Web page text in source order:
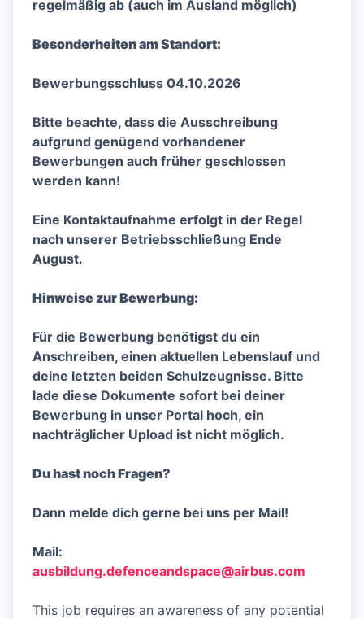
regelmäßig ab (auch im Ausland möglich)
Besonderheiten am Standort:
Bewerbungsschluss 04.10.2026
Bitte beachte, dass die Ausschreibung
aufgrund genügend vorhandener
Bewerbungen auch früher geschlossen
werden kann!
Eine Kontaktaufnahme erfolgt in der Regel
nach unserer Betriebsschließung Ende
August.
Hinweise zur Bewerbung:
Für die Bewerbung benötigst du ein
Anschreiben, einen aktuellen Lebenslauf und
deine letzten beiden Schulzeugnisse. Bitte
lade diese Dokumente sofort bei deiner
Bewerbung in unser Portal hoch, ein
nachträglicher Upload ist nicht möglich.
Du hast noch Fragen?
Dann melde dich gerne bei uns per Mail!
Mail:
ausbildung.defenceandspace@airbus.com
This job requires an awareness of any potential